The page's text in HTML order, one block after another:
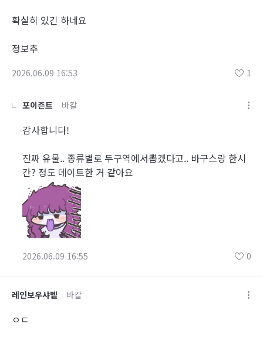
확실히 있긴 하네요
정보추
2026.06.09 16:53 1
포이즌트 바칼
감사합니다!
진짜 유물.. 종류별로 두구역에서뽑겠다고.. 바구스랑 한시
간? 정도 데이트한 거 같아요
2026.06.09 16:55 0
레인보우샤벹 바칼
ㅇㄷ